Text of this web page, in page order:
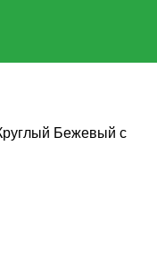
Бежевый с